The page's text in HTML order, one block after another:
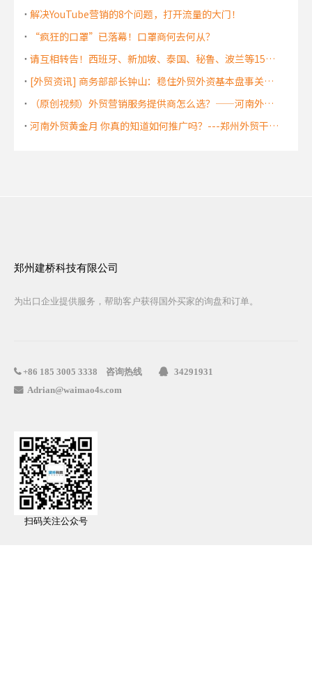
解决YouTube营销的8个问题，打开流量的大门！
“疯狂的口罩”已落幕！口罩商何去何从？
请互相转告！西班牙、新加坡、泰国、秘鲁、波兰等15国 “ 解封 ”！外贸订单即将来袭！
[外贸资讯] 商务部部长钟山：稳住外贸外资基本盘事关重大
（原创视频）外贸营销服务提供商怎么选？——河南外贸干货
河南外贸黄金月 你真的知道如何推广吗？---郑州外贸干货知识
郑州建桥科技有限公司
为出口企业提供服务，帮助客户获得国外买家的询盘和订单。
+86 185 3005 3338 咨询热线  34291931
 Adrian@waimao4s.com
扫码关注公众号